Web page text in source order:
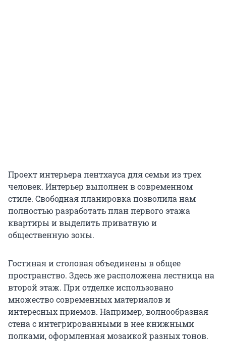
Проект интерьера пентхауса для семьи из трех
человек. Интерьер выполнен в современном
стиле. Свободная планировка позволила нам
полностью разработать план первого этажа
квартиры и выделить приватную и
общественную зоны.
Гостиная и столовая объединены в общее
пространство. Здесь же расположена лестница на
второй этаж. При отделке использовано
множество современных материалов и
интересных приемов. Например, волнообразная
стена с интегрированными в нее книжными
полками, оформленная мозаикой разных тонов.